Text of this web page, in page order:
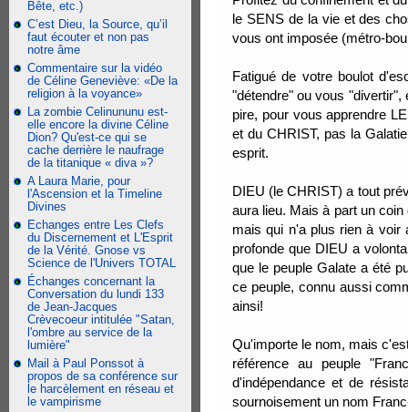
Bête, etc.)
C’est Dieu, la Source, qu’il
faut écouter et non pas
notre âme
Commentaire sur la vidéo
de Céline Geneviève: «De la
religion à la voyance»
La zombie Celinununu est-
elle encore la divine Céline
Dion? Qu'est-ce qui se
cache derrière le naufrage
de la titanique « diva »?
A Laura Marie, pour
l'Ascension et la Timeline
Divines
Echanges entre Les Clefs
du Discernement et L'Esprit
de la Vérité. Gnose vs
Science de l'Univers TOTAL
Échanges concernant la
Conversation du lundi 133
de Jean-Jacques
Crèvecoeur intitulée "Satan,
l'ombre au service de la
lumière"
Mail à Paul Ponssot à
propos de sa conférence sur
le harcèlement en réseau et
le vampirisme
le SENS de la vie et des
vous ont imposée (métro-
Fatigué de votre boulot
"détendre" ou vous
pire, pour vous apprendre
et du CHRIST, pas la
esprit.
DIEU (le CHRIST) a tout
aura lieu. Mais à part un
mais qui n'a plus rien à voir
profonde que DIEU a
que le peuple Galate a été
ce peuple, connu aussi
ainsi!
Qu'importe le nom, mais
référence au peuple
d'indépendance et de
sournoisement un nom